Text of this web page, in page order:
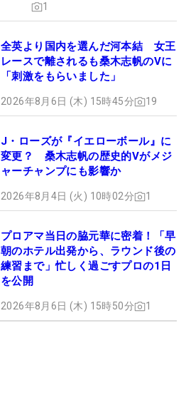
1
全英より国内を選んだ河本結 女王
レースで離されるも桑木志帆のVに
「刺激をもらいました」
2026年8月6日 (木) 15時45分 19
J・ローズが『イエローボール』に
変更？ 桑木志帆の歴史的Vがメジ
ャーチャンプにも影響か
2026年8月4日 (火) 10時02分 1
プロアマ当日の脇元華に密着！「早
朝のホテル出発から、ラウンド後の
練習まで」忙しく過ごすプロの1日
を公開
2026年8月6日 (木) 15時50分 1